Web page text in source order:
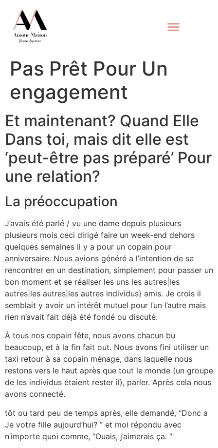
Pas Prêt Pour Un
engagement
Et maintenant? Quand Elle
Dans toi, mais dit elle est
‘peut-être pas préparé’ Pour
une relation?
La préoccupation
J’avais été parlé / vu une dame depuis plusieurs
plusieurs mois ceci dirigé faire un week-end dehors
quelques semaines il y a pour un copain pour
anniversaire. Nous avions généré a l’intention de se
rencontrer en un destination, simplement pour passer un
bon moment et se réaliser les uns les autres|les
autres|les autres|les autres individus} amis. Je crois il
semblait y avoir un intérêt mutuel pour l’un l’autre mais
rien n’avait fait déjà été fondé ou discuté.
À tous nos copain fête, nous avons chacun bu
beaucoup, et à la fin fait out. Nous avons fini utiliser un
taxi retour à sa copain ménage, dans laquelle nous
restons vers le haut après que tout le monde (un groupe
de les individus étaient rester il), parler. Après cela nous
avons connecté.
tôt ou tard peu de temps après, elle demandé, “Donc a
Je votre fille aujourd’hui? ” et moi répondu avec
n’importe quoi comme, “Ouais, j’aimerais ça. “